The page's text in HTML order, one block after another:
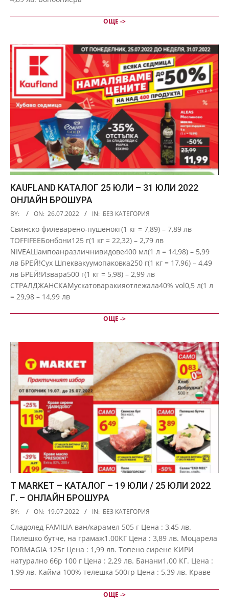
ОЩЕ ->
KAUFLAND КАТАЛОГ 25 ЮЛИ – 31 ЮЛИ 2022
ОНЛАЙН БРОШУРА
2022-
26
BY: ON: 26.07.2022 IN: БЕЗ КАТЕГОРИЯ
Свинско филеварено-пушенокг(1 кг = 7,89) – 7,89 лв
TOFFIFEEБонбони125 г(1 кг = 22,32) – 2,79 лв
NIVEAШампоанразличнивидове400 мл(1 л = 14,98) – 5,99
лв БРЕЙ!Сух Шпеквакуумопаковка250 г(1 кг = 17,96) – 4,49
лв БРЕЙ!Извара500 г(1 кг = 5,98) – 2,99 лв
СТРАЛДЖАНСКАМускатоваракияотлежала40% vol0,5 л(1 л
= 29,98 – 14,99 лв
ОЩЕ ->
T MARKET – КАТАЛОГ – 19 ЮЛИ / 25 ЮЛИ 2022
Г. – ОНЛАЙН БРОШУРА
2022-
19
BY: ON: 19.07.2022 IN: БЕЗ КАТЕГОРИЯ
Сладолед FAMILIA ван/карамел 505 г Цена : 3,45 лв.
Пилешко бутче, на грамаж1.00КГ Цена : 3,89 лв. Моцарела
FORMAGIA 125г Цена : 1,99 лв. Топено сирене КИРИ
натурално 6бр 100 г Цена : 2,29 лв. Банани1.00 КГ. Цена :
1,99 лв. Кайма 100% телешка 500гр Цена : 5,39 лв. Краве
ОЩЕ ->